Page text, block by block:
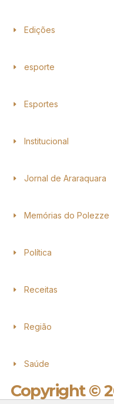
Edições
esporte
Esportes
Institucional
Jornal de Araraquara
Memórias do Polezze
Política
Receitas
Região
Saúde
Copyright ©